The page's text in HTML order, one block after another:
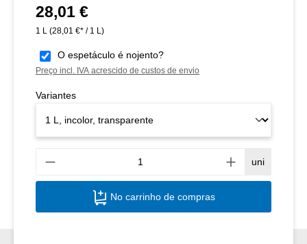
Preço normal:
28,01 €
1 L (28,01 €* / 1 L)
O espetáculo é nojento?
Preço incl. IVA acrescido de custos de envio
Variantes
uni
No carrinho de compras